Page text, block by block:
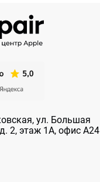
ул. Большая
2, этаж 1А, офис А24